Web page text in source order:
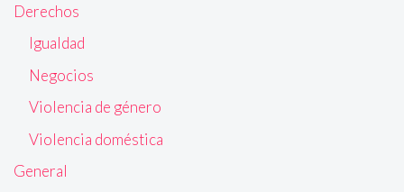
Derechos
Igualdad
Negocios
Violencia de género
Violencia doméstica
General